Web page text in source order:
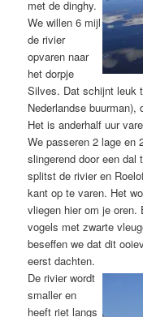
met de dinghy.
We willen 6 mijl
de rivier
opvaren naar
het dorpje
Silves. Dat schijnt leuk
Nederlandse buurman),
Het is anderhalf uur
We passeren 2 lage en
slingerend door een dal
splitst de rivier en
kant op te varen. Het
vliegen hier om je oren.
vogels met zwarte
beseffen we dat dit
eerst dachten.
De rivier wordt
smaller en
heeft riet langs